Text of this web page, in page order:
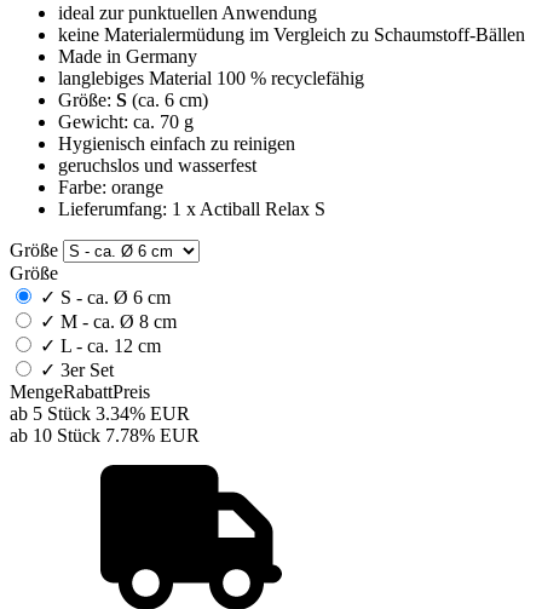
ideal zur punktuellen Anwendung
keine Materialermüdung im Vergleich zu Schaumstoff-Bällen
Made in Germany
langlebiges Material 100 % recyclefähig
Größe: S (ca. 6 cm)
Gewicht: ca. 70 g
Hygienisch einfach zu reinigen
geruchslos und wasserfest
Farbe: orange
Lieferumfang: 1 x Actiball Relax S
Größe
Größe
✓ S - ca. Ø 6 cm
✓ M - ca. Ø 8 cm
✓ L - ca. 12 cm
✓ 3er Set
MengeRabattPreis
ab 5 Stück 3.34% EUR
ab 10 Stück 7.78% EUR